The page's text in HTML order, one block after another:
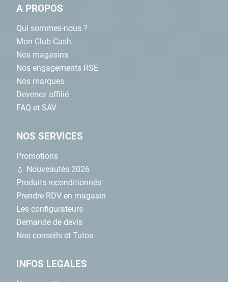
A PROPOS
Qui sommes-nous ?
Mon Club Cash
Nos magasins
Nos engagements RSE
Nos marques
Devenez affilié
FAQ et SAV
NOS SERVICES
Promotions
💧 Nouveautés 2026
Produits reconditionnés
Prendre RDV en magasin
Les configurateurs
Demande de devis
Nos conseils et Tutos
INFOS LEGALES